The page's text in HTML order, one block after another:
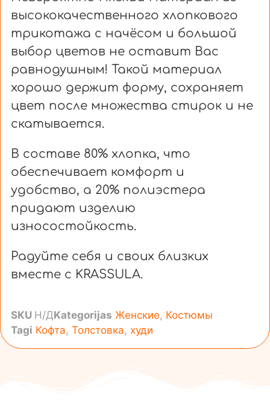
высококачественного хлопкового
трикотажа с начёсом и большой
выбор цветов не оставит Вас
равнодушным! Такой материал
хорошо держит форму, сохраняет
цвет после множества стирок и не
скатывается.
В составе 80% хлопка, что
обеспечивает комфорт и
удобство, а 20% полиэстера
придают изделию
износостойкость.
Радуйте себя и своих близких
вместе с KRASSULA.
SKU Н/ДKategorijas Женские, Костюмы
Tagi Кофта, Толстовка, худи